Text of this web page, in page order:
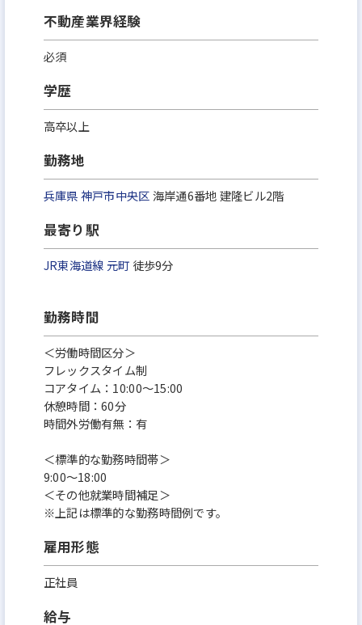
不動産業界経験
必須
学歴
高卒以上
勤務地
兵庫県神戸市中央区海岸通6番地 建隆ビル2階
最寄り駅
JR東海道線元町 徒歩9分
勤務時間
＜労働時間区分＞
フレックスタイム制
コアタイム：10:00～15:00
休憩時間：60分
時間外労働有無：有
＜標準的な勤務時間帯＞
9:00～18:00
＜その他就業時間補足＞
※上記は標準的な勤務時間例です。
雇用形態
正社員
給与